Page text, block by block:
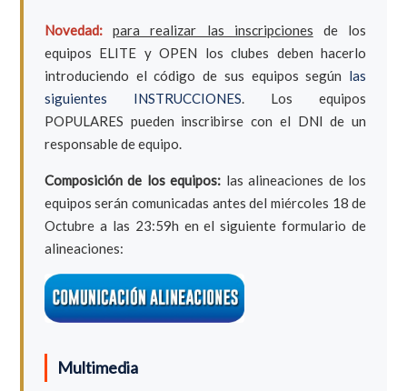
Novedad: para realizar las inscripciones de los
equipos ELITE y OPEN los clubes deben hacerlo
introduciendo el código de sus equipos según las
siguientes INSTRUCCIONES. Los equipos
POPULARES pueden inscribirse con el DNI de un
responsable de equipo.
Composición de los equipos: las alineaciones de los
equipos serán comunicadas antes del miércoles 18 de
Octubre a las 23:59h en el siguiente formulario de
alineaciones:
Multimedia